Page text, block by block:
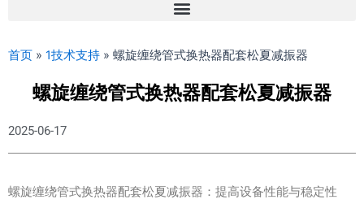
首页 » 1技术支持 » 螺旋缠绕管式换热器配套松夏减振器
螺旋缠绕管式换热器配套松夏减振器
2025-06-17
螺旋缠绕管式换热器配套松夏减振器：提高设备性能与稳定性